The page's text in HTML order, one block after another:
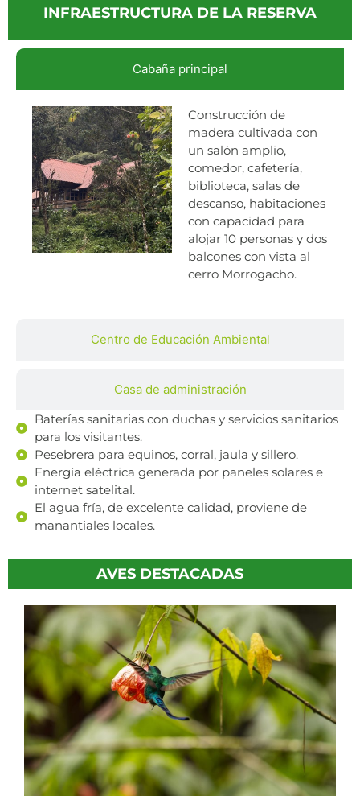
INFRAESTRUCTURA DE LA RESERVA
Cabaña principal
Centro de Educación Ambiental
Casa de administración
Construcción de
madera cultivada con
un salón amplio,
comedor, cafetería,
biblioteca, salas de
descanso, habitaciones
con capacidad para
alojar 10 personas y dos
balcones con vista al
cerro Morrogacho.
Baterías sanitarias con duchas y servicios sanitarios
para los visitantes.
Pesebrera para equinos, corral, jaula y sillero.
Energía eléctrica generada por paneles solares e
internet satelital.
El agua fría, de excelente calidad, proviene de
manantiales locales.
AVES DESTACADAS